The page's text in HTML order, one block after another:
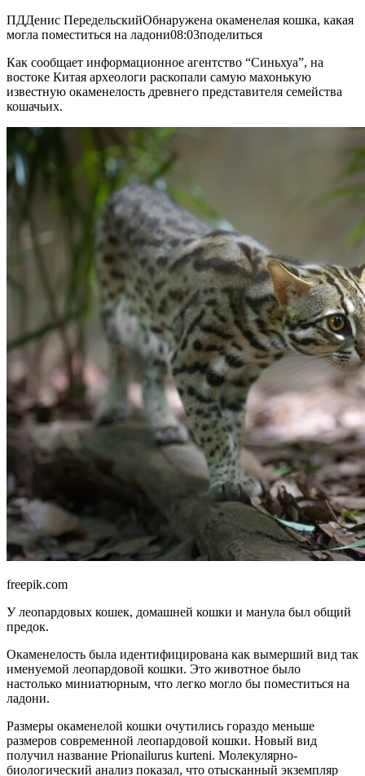
ПДДенис ПередельскийОбнаружена окаменелая кошка, какая
могла поместиться на ладони08:03поделиться
Как сообщает информационное агентство “Синьхуа”, на
востоке Китая археологи раскопали самую махонькую
известную окаменелость древнего представителя семейства
кошачьих.
freepik.com
У леопардовых кошек, домашней кошки и манула был общий
предок.
Окаменелость была идентифицирована как вымерший вид так
именуемой леопардовой кошки. Это животное было
настолько миниатюрным, что легко могло бы поместиться на
ладони.
Размеры окаменелой кошки очутились гораздо меньше
размеров современной леопардовой кошки. Новый вид
получил название Prionailurus kurteni. Молекулярно-
биологический анализ показал, что отысканный экземпляр